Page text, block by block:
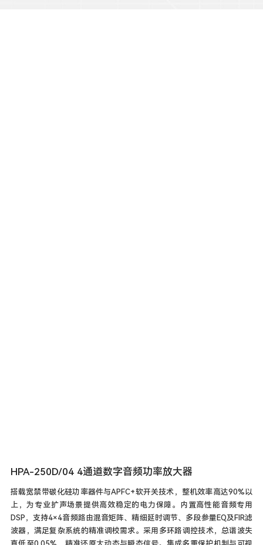
HPA-250D/04 4通道数字音频功率放大器
搭载宽禁带碳化硅功率器件与APFC+软开关技术，整机效率高达90%以
上，为专业扩声场景提供高效稳定的电力保障。内置高性能音频专用
DSP，支持4×4音频路由混音矩阵、精细延时调节、多段参量EQ及FIR滤
波器，满足复杂系统的精准调校需求。采用多环路调控技术，总谐波失